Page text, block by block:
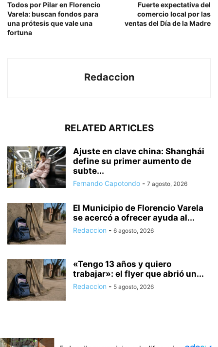
Todos por Pilar en Florencio
Varela: buscan fondos para
una prótesis que vale una
fortuna
Fuerte expectativa del
comercio local por las
ventas del Día de la Madre
Redaccion
RELATED ARTICLES
Ajuste en clave china: Shanghái
define su primer aumento de
subte...
Fernando Capotondo - 7 agosto, 2026
El Municipio de Florencio Varela
se acercó a ofrecer ayuda al...
Redaccion - 6 agosto, 2026
«Tengo 13 años y quiero
trabajar»: el flyer que abrió un...
Redaccion - 5 agosto, 2026